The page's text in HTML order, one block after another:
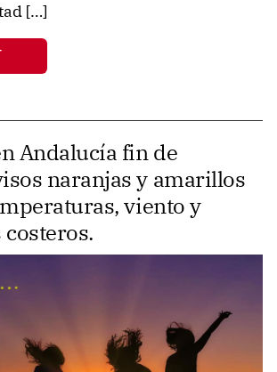
[…]
Andalucía fin de
naranjas y amarillos
viento y